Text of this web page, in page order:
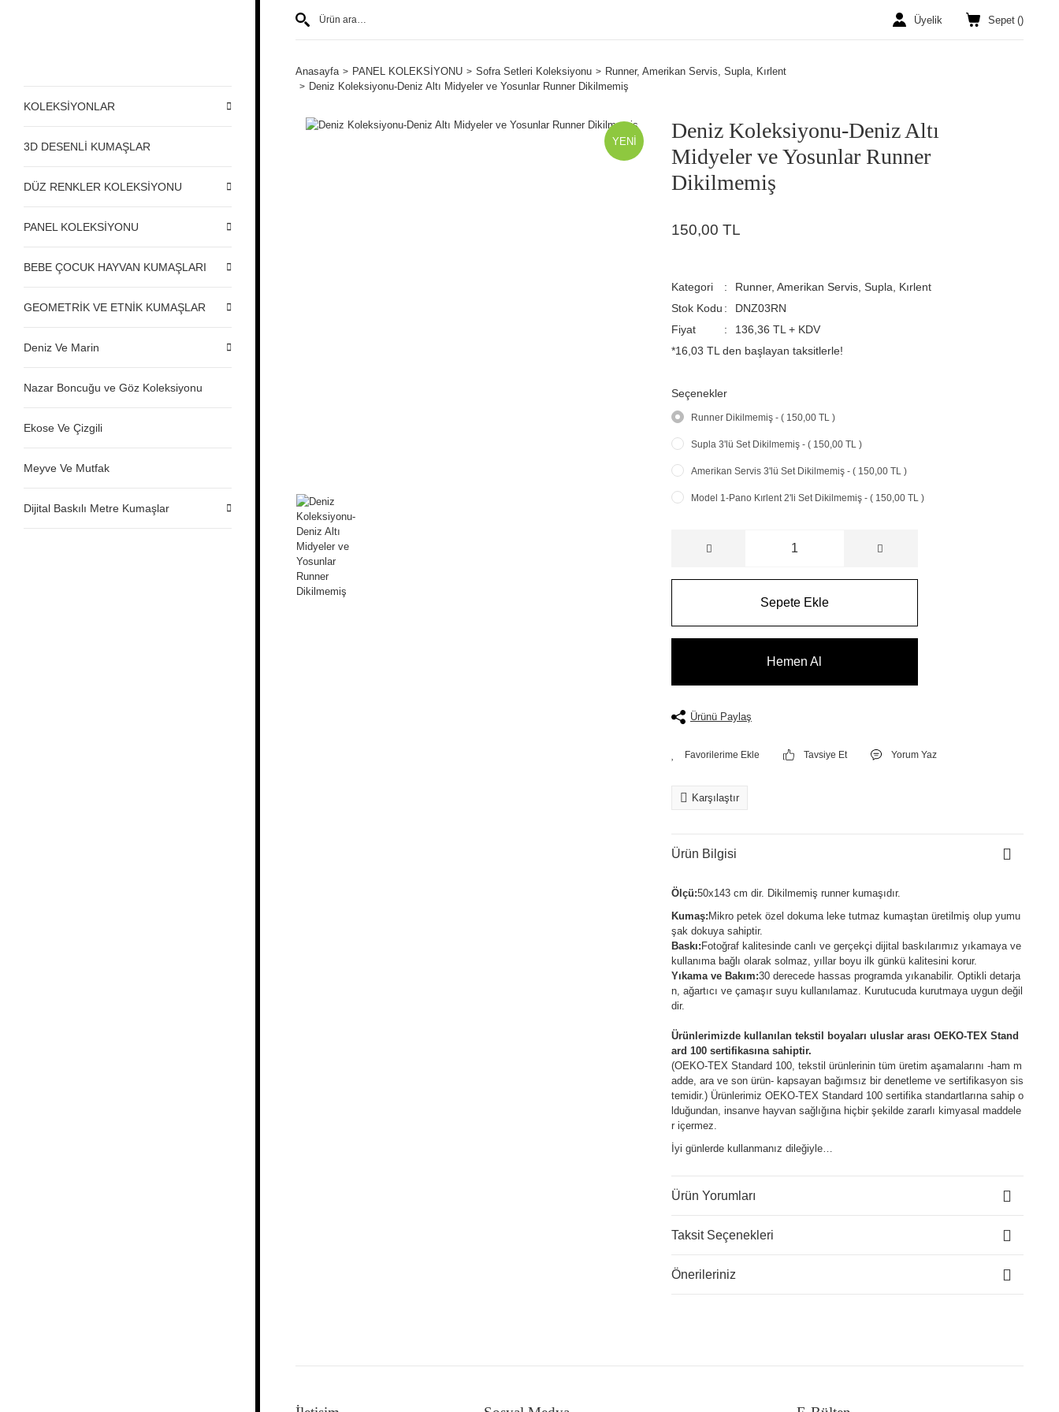
KOLEKSİYONLAR
3D DESENLİ KUMAŞLAR
DÜZ RENKLER KOLEKSİYONU
PANEL KOLEKSİYONU
BEBE ÇOCUK HAYVAN KUMAŞLARI
GEOMETRİK VE ETNİK KUMAŞLAR
Deniz Ve Marin
Nazar Boncuğu ve Göz Koleksiyonu
Ekose Ve Çizgili
Meyve Ve Mutfak
Dijital Baskılı Metre Kumaşlar
Üyelik Sepet ()
Anasayfa PANEL KOLEKSİYONU Sofra Setleri Koleksiyonu
Runner, Amerikan Servis, Supla, Kırlent
Deniz Koleksiyonu-Deniz Altı Midyeler ve Yosunlar Runner Dikilmemiş
YENİ
Deniz Koleksiyonu-Deniz Altı
Midyeler ve Yosunlar Runner
Dikilmemiş
150,00 TL
Kategori
Runner, Amerikan Servis, Supla, Kırlent
Stok Kodu
DNZ03RN
Fiyat
136,36 TL + KDV
*16,03 TL den başlayan taksitlerle!
Seçenekler
Runner Dikilmemiş - ( 150,00 TL )
Supla 3'lü Set Dikilmemiş - ( 150,00 TL )
Amerikan Servis 3'lü Set Dikilmemiş - ( 150,00 TL )
Model 1-Pano Kırlent 2'li Set Dikilmemiş - ( 150,00 TL )
Sepete Ekle
Hemen Al
Ürünü Paylaş
Tavsiye Et Yorum Yaz
Karşılaştır
Ürün Bilgisi
Ölçü:50x143 cm dir. Dikilmemiş runner kumaşıdır.
Kumaş: Mikro petek özel dokuma leke tutmaz kumaştan üretilmiş olup yumu
şak dokuya sahiptir.
Baskı: Fotoğraf kalitesinde canlı ve gerçekçi dijital baskılarımız yıkamaya ve
kullanıma bağlı olarak solmaz, yıllar boyu ilk günkü kalitesini korur.
Yıkama ve Bakım:30 derecede hassas programda yıkanabilir. Optikli detarja
n, ağartıcı ve çamaşır suyu kullanılamaz. Kurutucuda kurutmaya uygun değil
dir.
Ürünlerimizde kullanılan tekstil boyaları uluslar arası OEKO-TEX Stand
ard 100 sertifikasına sahiptir.
(OEKO-TEX Standard 100, tekstil ürünlerinin tüm üretim aşamalarını -ham m
adde, ara ve son ürün- kapsayan bağımsız bir denetleme ve sertifikasyon sis
temidir.) Ürünlerimiz OEKO-TEX Standard 100 sertifika standartlarına sahip o
lduğundan, insanve hayvan sağlığına hiçbir şekilde zararlı kimyasal maddele
r içermez.
İyi günlerde kullanmanız dileğiyle…
Ürün Yorumları
Taksit Seçenekleri
Önerileriniz